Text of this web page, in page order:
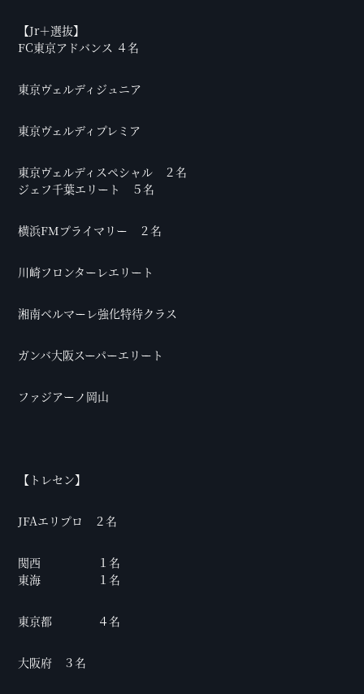
【Jr＋選抜】
FC東京アドバンス ４名
東京ヴェルディジュニア
東京ヴェルディプレミア
東京ヴェルディスペシャル ２名
ジェフ千葉エリート ５名
横浜FMプライマリー ２名
川崎フロンターレエリート
湘南ベルマーレ強化特待クラス
ガンバ大阪スーパーエリート
ファジアーノ岡山
【トレセン】
JFAエリプロ ２名
関西 １名
東海 １名
東京都 ４名
大阪府 ３名